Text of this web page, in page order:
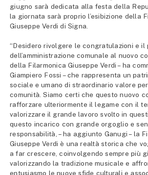
giugno sarà dedicata alla festa della
la giornata sarà proprio l’esibizione della
Giuseppe Verdi di Signa.
“Desidero rivolgere le congratulazioni e il
dell’amministrazione comunale al nuovo
della Filarmonica Giuseppe Verdi – ha
Giampiero Fossi – che rappresenta un
sociale e umano di straordinario valore
comunità. Siamo certi che questo nuovo
rafforzare ulteriormente il legame con il
valorizzare il grande lavoro svolto in questi
questo incarico con grande orgoglio e
responsabilità, – ha aggiunto Ganugi – la
Giuseppe Verdi è una realtà storica che
a far crescere, coinvolgendo sempre più
valorizzando la tradizione musicale e
entusiasmo le nuove sfide culturali e